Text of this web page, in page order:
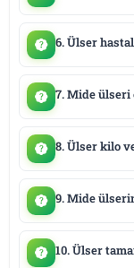
6. Ülser
7. Mide ülseri
8. Ülser kilo
9. Mide
10. Ülser